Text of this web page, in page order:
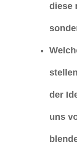
diese
der
uns